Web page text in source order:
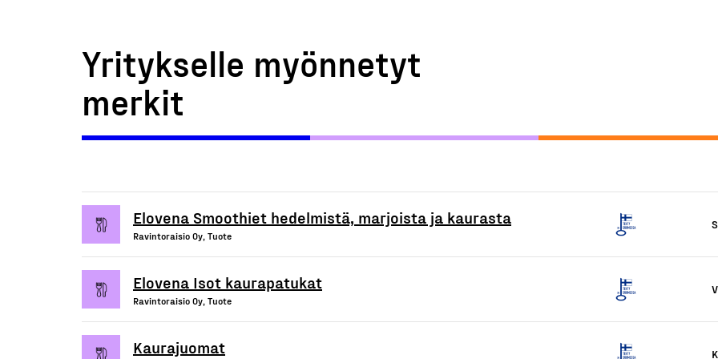
Yritykselle myönnetyt
merkit
Elovena Smoothiet hedelmistä, marjoista ja kaurasta
Ravintoraisio Oy, Tuote
Elovena Isot kaurapatukat
Ravintoraisio Oy, Tuote
Kaurajuomat